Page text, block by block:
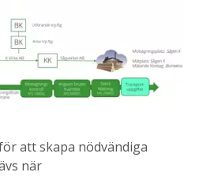
att skapa nödvändiga
när